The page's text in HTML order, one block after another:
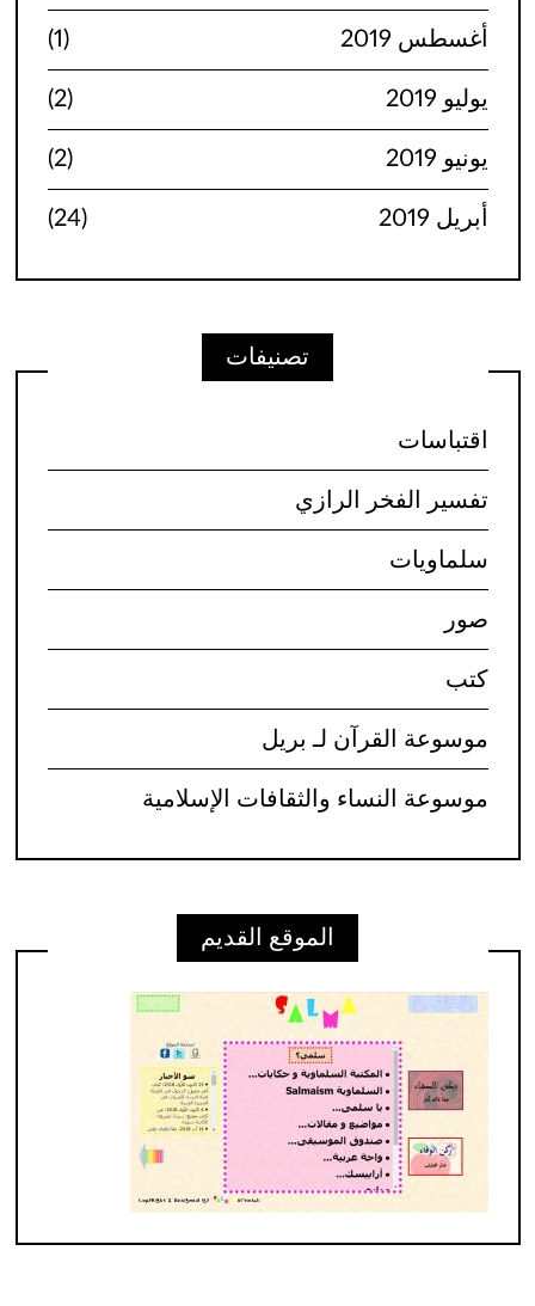
أغسطس 2019 (1)
يوليو 2019 (2)
يونيو 2019 (2)
أبريل 2019 (24)
تصنيفات
اقتباسات
تفسير الفخر الرازي
سلماويات
صور
كتب
موسوعة القرآن لـ بريل
موسوعة النساء والثقافات الإسلامية
الموقع القديم